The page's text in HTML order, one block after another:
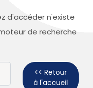
d'accéder n'existe
de recherche
<< Retour
à l'accueil